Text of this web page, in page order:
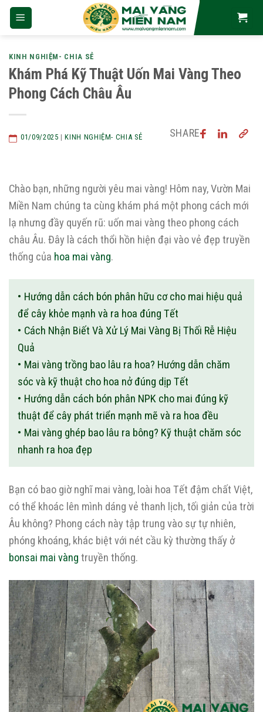
Skip
KINH NGHIỆM- CHIA SẺ
Khám Phá Kỹ Thuật Uốn Mai Vàng Theo
Phong Cách Châu Âu
01/09/2025 |KINH NGHIỆM- CHIA SẺ SHARE
Chào bạn, những người yêu mai vàng! Hôm nay, Vườn Mai
Miền Nam chúng ta cùng khám phá một phong cách mới
lạ nhưng đầy quyến rũ: uốn mai vàng theo phong cách
châu Âu. Đây là cách thổi hồn hiện đại vào vẻ đẹp truyền
thống của hoa mai vàng.
Hướng dẫn cách bón phân hữu cơ cho mai hiệu quả
để cây khỏe mạnh và ra hoa đúng Tết
Cách Nhận Biết Và Xử Lý Mai Vàng Bị Thối Rễ Hiệu
Quả
Mai vàng trồng bao lâu ra hoa? Hướng dẫn chăm
sóc và kỹ thuật cho hoa nở đúng dịp Tết
Hướng dẫn cách bón phân NPK cho mai đúng kỹ
thuật để cây phát triển mạnh mẽ và ra hoa đều
Mai vàng ghép bao lâu ra bông? Kỹ thuật chăm sóc
nhanh ra hoa đẹp
Bạn có bao giờ nghĩ mai vàng, loài hoa Tết đậm chất Việt,
có thể khoác lên mình dáng vẻ thanh lịch, tối giản của trời
Âu không? Phong cách này tập trung vào sự tự nhiên,
phóng khoáng, khác biệt với nét cầu kỳ thường thấy ở
bonsai mai vàng truyền thống.